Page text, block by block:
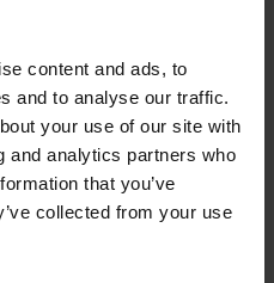
content and ads, to
and to analyse our traffic.
your use of our site with
and analytics partners who
that you’ve
collected from your use